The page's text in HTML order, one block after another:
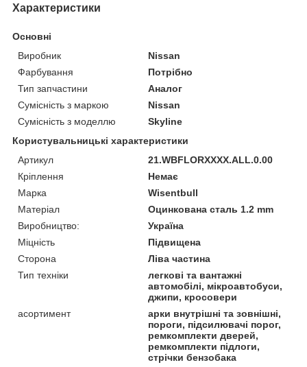
Характеристики
Основні
Виробник
Nissan
Фарбування
Потрібно
Тип запчастини
Аналог
Сумісність з маркою
Nissan
Сумісність з моделлю
Skyline
Користувальницькі характеристики
Артикул
21.WBFLORXXXX.ALL.0.00
Кріплення
Немає
Марка
Wisentbull
Матеріал
Оцинкована сталь 1.2 mm
Виробництво:
Україна
Міцність
Підвищена
Сторона
Ліва частина
Тип техніки
легкові та вантажні
автомобілі, мікроавтобуси,
джипи, кросовери
асортимент
арки внутрішні та зовнішні,
пороги, підсилювачі порог,
ремкомплекти дверей,
ремкомплекти підлоги,
стрічки бензобака